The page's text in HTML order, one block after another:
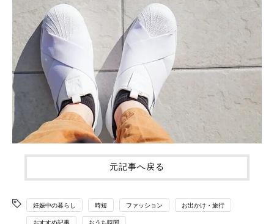
元記事へ戻る
妊娠中の暮らし 時短 ファッション お出かけ・旅行